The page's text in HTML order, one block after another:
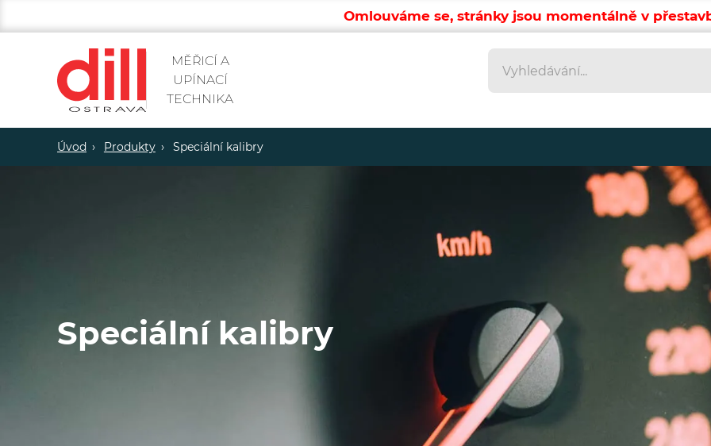
Omlouváme se, stránky jsou momentálně v
MĚŘICÍ A
UPÍNACÍ
TECHNIKA
Vyhledávání
Vyhledávání
Úvod Produkty Speciální kalibry
Speciální kalibry